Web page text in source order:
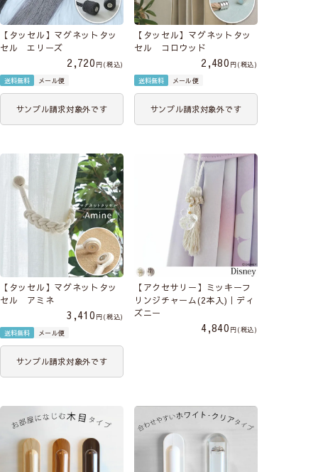
【タッセル】マグネットタッ
セル エリーズ
2,720
税込
送料無料
メール便
サンプル請求対象外です
【タッセル】マグネットタッ
セル コロウッド
2,480
税込
送料無料
メール便
サンプル請求対象外です
【タッセル】マグネットタッ
セル アミネ
3,410
税込
送料無料
メール便
サンプル請求対象外です
【アクセサリー】ミッキーフ
リンジチャーム(2本入)｜ディ
ズニー
4,840 税込